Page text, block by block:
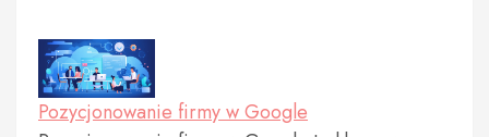
Pozycjonowanie firmy w Google